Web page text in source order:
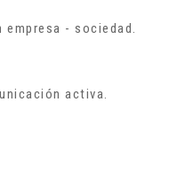
empresa - sociedad.
activa.